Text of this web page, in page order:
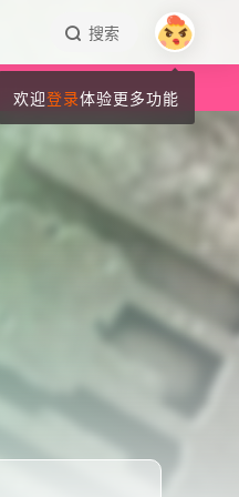
搜索
欢迎登录体验更多功能